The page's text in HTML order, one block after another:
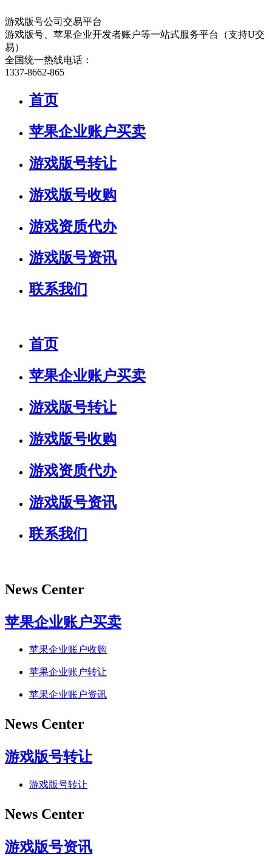
游戏版号公司交易平台
游戏版号、苹果企业开发者账户等一站式服务平台（支持U交
易）
全国统一热线电话：
1337-8662-865
首页
苹果企业账户买卖
游戏版号转让
游戏版号收购
游戏资质代办
游戏版号资讯
联系我们
首页
苹果企业账户买卖
游戏版号转让
游戏版号收购
游戏资质代办
游戏版号资讯
联系我们
News Center
苹果企业账户买卖
苹果企业账户收购
苹果企业账户转让
苹果企业账户资讯
News Center
游戏版号转让
游戏版号转让
News Center
游戏版号资讯